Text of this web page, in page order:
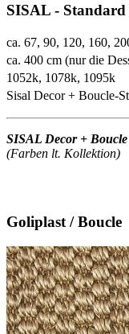
SISAL - Standard
ca. 67, 90, 120, 160,
ca. 400 cm (nur die
1052k, 1078k, 1095k
Sisal Decor + Boucle-
SISAL Decor +
(Farben lt. Kollektion)
Goliplast / Boucle